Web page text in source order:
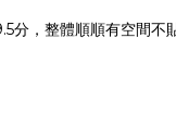
分，整體順順有空間不